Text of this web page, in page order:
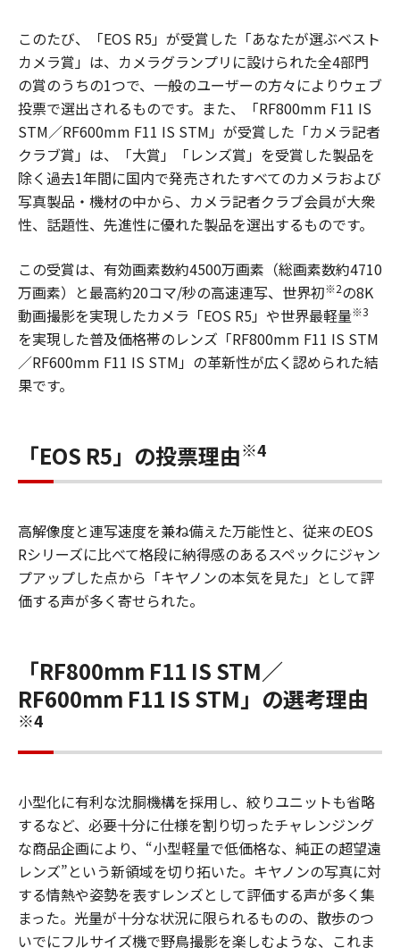
このたび、「EOS R5」が受賞した「あなたが選ぶベスト
カメラ賞」は、カメラグランプリに設けられた全4部門
の賞のうちの1つで、一般のユーザーの方々によりウェブ
投票で選出されるものです。また、「RF800mm F11 IS
STM／RF600mm F11 IS STM」が受賞した「カメラ記者
クラブ賞」は、「大賞」「レンズ賞」を受賞した製品を
除く過去1年間に国内で発売されたすべてのカメラおよび
写真製品・機材の中から、カメラ記者クラブ会員が大衆
性、話題性、先進性に優れた製品を選出するものです。
この受賞は、有効画素数約4500万画素（総画素数約4710
万画素）と最高約20コマ/秒の高速連写、世界初※2の8K
動画撮影を実現したカメラ「EOS R5」や世界最軽量※3
を実現した普及価格帯のレンズ「RF800mm F11 IS STM
／RF600mm F11 IS STM」の革新性が広く認められた結
果です。
「EOS R5」の投票理由※4
高解像度と連写速度を兼ね備えた万能性と、従来のEOS
Rシリーズに比べて格段に納得感のあるスペックにジャン
プアップした点から「キヤノンの本気を見た」として評
価する声が多く寄せられた。
「RF800mm F11 IS STM／
RF600mm F11 IS STM」の選考理由
※4
小型化に有利な沈胴機構を採用し、絞りユニットも省略
するなど、必要十分に仕様を割り切ったチャレンジング
な商品企画により、“小型軽量で低価格な、純正の超望遠
レンズ”という新領域を切り拓いた。キヤノンの写真に対
する情熱や姿勢を表すレンズとして評価する声が多く集
まった。光量が十分な状況に限られるものの、散歩のつ
いでにフルサイズ機で野鳥撮影を楽しむような、これま